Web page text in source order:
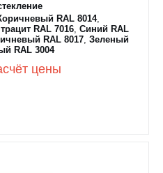
RAL 8014,
RAL 7016, Синий RAL
RAL 8017, Зеленый
RAL 3004
цены